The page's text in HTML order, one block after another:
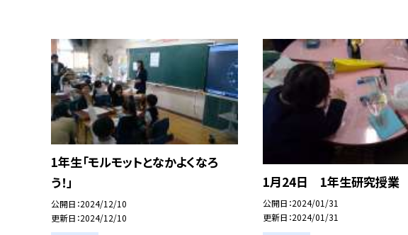
1年生「モルモットとなかよくなろ
う！」
公開日 2024/12/10
更新日 2024/12/10
1月24日 1年生研究授業
公開日 2024/01/31
更新日 2024/01/31